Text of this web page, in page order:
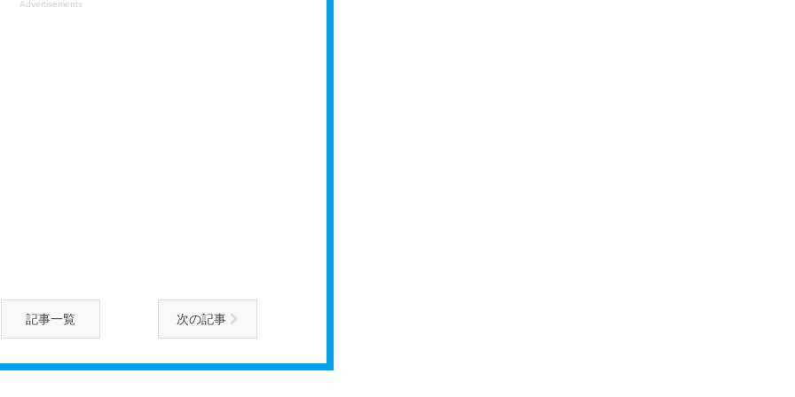
Advertisements
記事一覧 次の記事